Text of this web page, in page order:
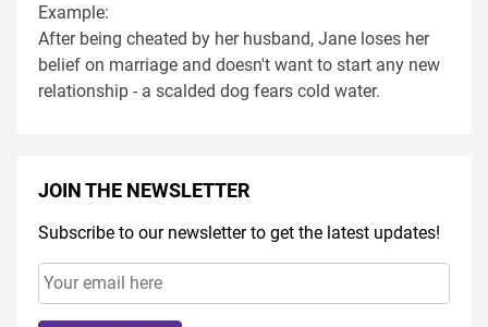
Example:
After being cheated by her husband, Jane loses her
belief on marriage and doesn't want to start any new
relationship - a scalded dog fears cold water.
JOIN THE NEWSLETTER
Subscribe to our newsletter to get the latest updates!